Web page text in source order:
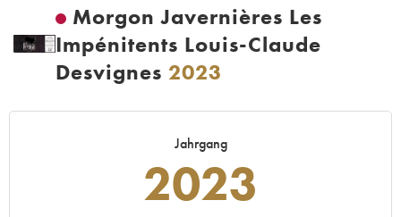
Morgon Javernières Les
Impénitents Louis-Claude
Desvignes 2023
Jahrgang
2023